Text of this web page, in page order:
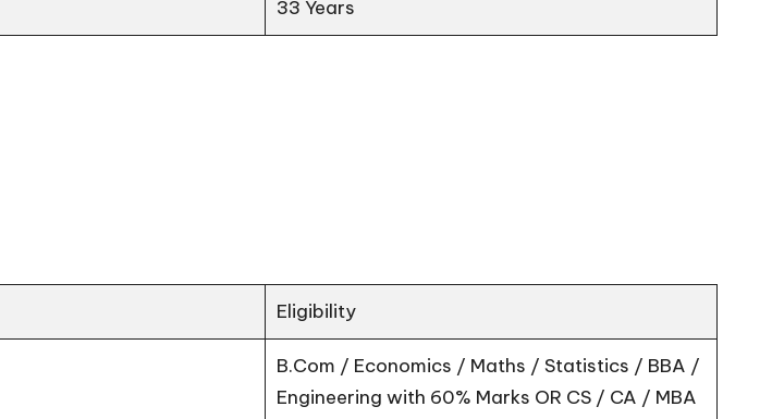
33 Years
Eligibility
B.Com / Economics / Maths / Statistics / BBA /
Engineering with 60% Marks OR CS / CA / MBA